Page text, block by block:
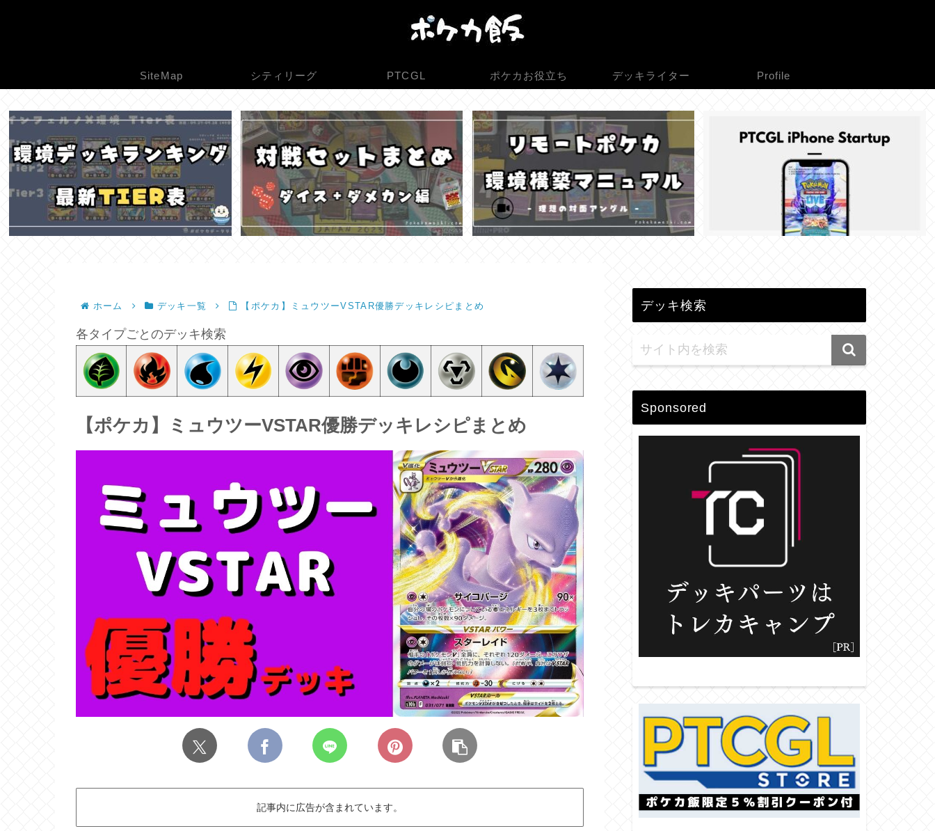
SiteMap シティリーグ PTCGL ポケカお役立ち デッキライター Profile
ホーム デッキ一覧 【ポケカ】ミュウツーVSTAR優勝デッキレシピまとめ
各タイプごとのデッキ検索
【ポケカ】ミュウツーVSTAR優勝デッキレシピまとめ
記事内に広告が含まれています。
デッキ検索
Sponsored